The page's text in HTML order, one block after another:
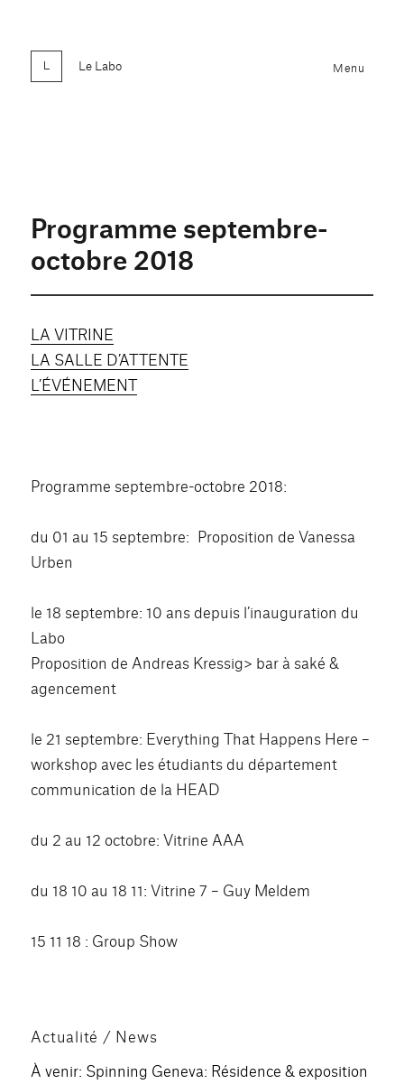
Le Labo Menu
Programme septembre-
octobre 2018
LA VITRINE
LA SALLE D’ATTENTE
L’ÉVÉNEMENT
Programme septembre-octobre 2018:
du 01 au 15 septembre: Proposition de Vanessa
Urben
le 18 septembre: 10 ans depuis l’inauguration du
Labo
Proposition de Andreas Kressig> bar à saké &
agencement
le 21 septembre: Everything That Happens Here –
workshop avec les étudiants du département
communication de la HEAD
du 2 au 12 octobre: Vitrine AAA
du 18 10 au 18 11: Vitrine 7 – Guy Meldem
15 11 18 : Group Show
Actualité / News
À venir: Spinning Geneva: Résidence & exposition